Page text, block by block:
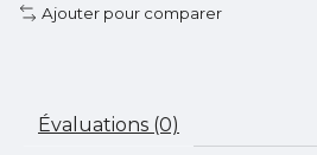
Ajouter pour comparer
Évaluations (0)